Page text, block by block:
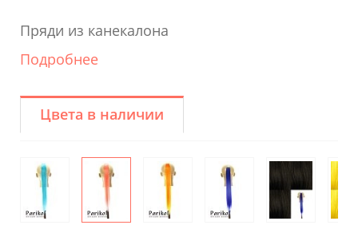
Пряди из канекалона
Подробнее
Цвета в наличии